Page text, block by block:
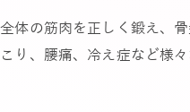
体の筋肉を正しく鍛え、
り、腰痛、冷え症など様